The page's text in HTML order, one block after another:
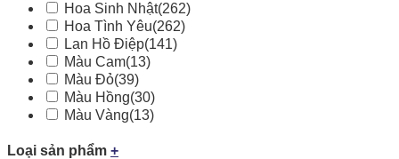
Hoa Sinh Nhật(262)
Hoa Tình Yêu(262)
Lan Hồ Điệp(141)
Màu Cam(13)
Màu Đỏ(39)
Màu Hồng(30)
Màu Vàng(13)
Loại sản phẩm +